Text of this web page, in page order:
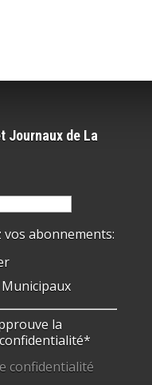
Journaux de La
vos abonnements:
la
confidentialité